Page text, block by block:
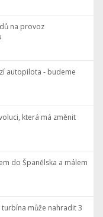
na provoz
autopilota - budeme
která má změnit
do Španělska a málem
může nahradit 3